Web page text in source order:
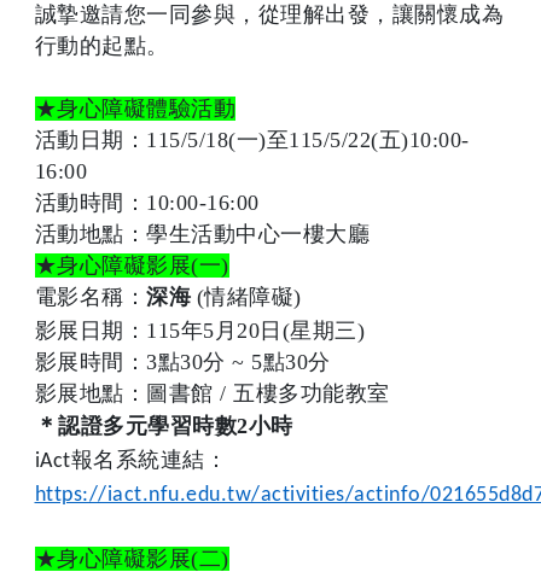
誠摯邀請您一同參與，從理解出發，讓關懷成為
行動的起點。
★身心障礙體驗活動
活動日期： 115/5/18(一)至115/5/22(五)10:00-
16:00
活動時間：10:00-16:00
活動地點： 學生活動中心一樓大廳
★身心障礙影展(一)
電影名稱： 深海 (情緒障礙)
影展日期：115年5月20日(星期三)
影展時間： 3點30分 ~ 5點30分
影展地點：圖書館 / 五樓多功能教室
＊ 認證多元學習時數2小時
iAct報名系統連結：
https://iact.nfu.edu.tw/activities/actinfo/
★身心障礙影展(二)